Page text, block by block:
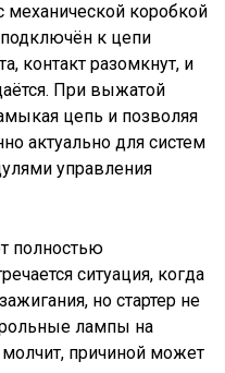
коробкой
к цепи
контакт разомкнут, и
При выжатой
цепь и позволяя
актуально для систем
управления
полностью
ситуация, когда
но стартер не
лампы на
молчит, причиной может